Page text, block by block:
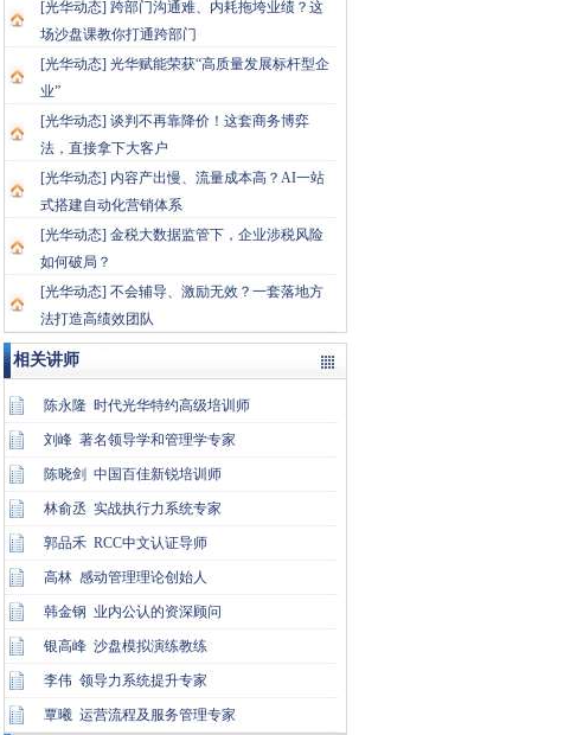
[光华动态] 跨部门沟通难、内耗拖垮业绩？这
场沙盘课教你打通跨部门
[光华动态] 光华赋能荣获“高质量发展标杆型企
业”
[光华动态] 谈判不再靠降价！这套商务博弈
法，直接拿下大客户
[光华动态] 内容产出慢、流量成本高？AI一站
式搭建自动化营销体系
[光华动态] 金税大数据监管下，企业涉税风险
如何破局？
[光华动态] 不会辅导、激励无效？一套落地方
法打造高绩效团队
相关讲师
陈永隆 时代光华特约高级培训师
刘峰 著名领导学和管理学专家
陈晓剑 中国百佳新锐培训师
林俞丞 实战执行力系统专家
郭品禾 RCC中文认证导师
高林 感动管理理论创始人
韩金钢 业内公认的资深顾问
银高峰 沙盘模拟演练教练
李伟 领导力系统提升专家
覃曦 运营流程及服务管理专家